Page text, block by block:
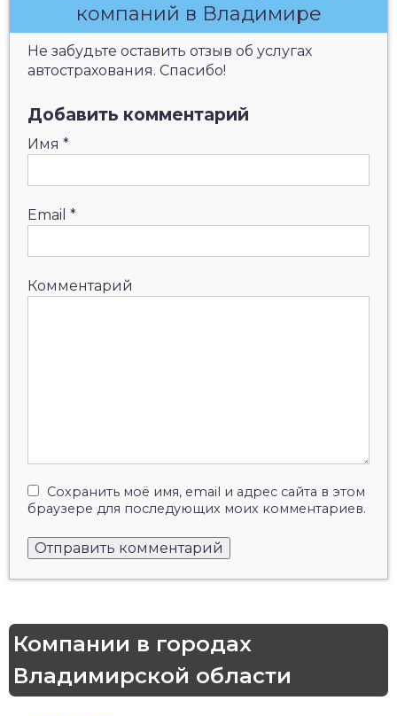
компаний в Владимире
Не забудьте оставить отзыв об услугах
автострахования. Спасибо!
Добавить комментарий
Имя *
Email *
Комментарий
Сохранить моё имя, email и адрес сайта в этом
браузере для последующих моих комментариев.
Компании в городах
Владимирской области